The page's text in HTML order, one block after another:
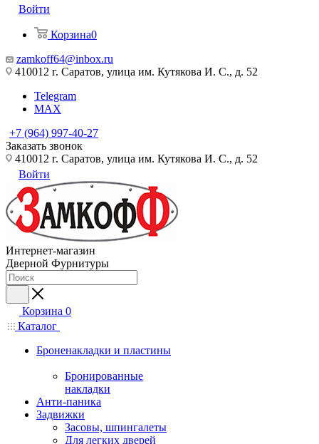
Войти
Корзина0
zamkoff64@inbox.ru
410012 г. Саратов, улица им. Кутякова И. С., д. 52
Telegram
MAX
+7 (964) 997-40-27
Заказать звонок
410012 г. Саратов, улица им. Кутякова И. С., д. 52
Войти
Интернет-магазин
Дверной Фурнитуры
Корзина 0
Каталог
Броненакладки и пластины
Бронированные
накладки
Анти-паника
Задвижки
Засовы, шпингалеты
Для легких дверей